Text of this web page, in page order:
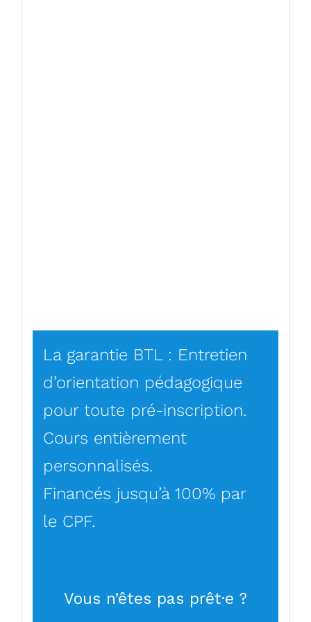
La garantie BTL : Entretien
d’orientation pédagogique
pour toute pré-inscription.
Cours entièrement
personnalisés.
Financés jusqu’à 100% par
le CPF.
Vous n’êtes pas prêt·e ?